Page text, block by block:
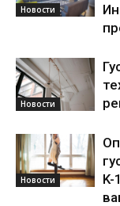
Новости
Новости
Новости